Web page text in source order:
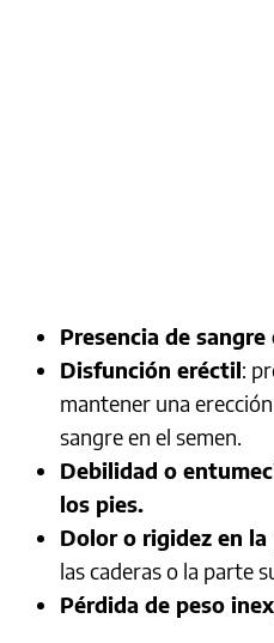
Presencia de
Disfunción eréctil:
mantener una
sangre en el semen.
Debilidad o
los pies.
Dolor o rigidez en
las caderas o la parte
Pérdida de peso